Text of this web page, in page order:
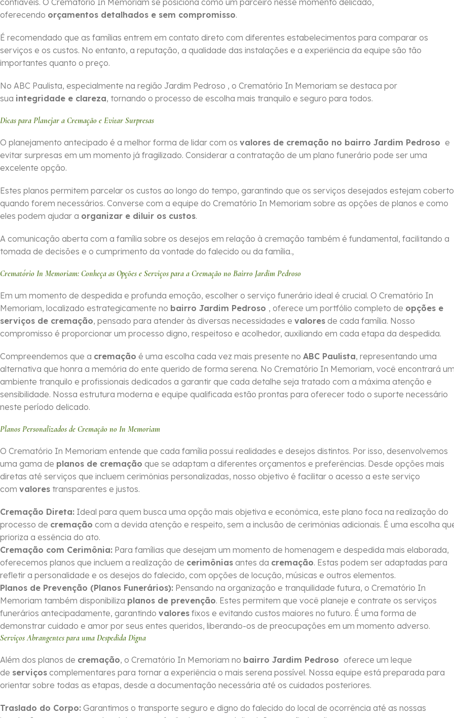
confiáveis. O Crematório In Memoriam se posiciona como um parceiro nesse momento delicado,
oferecendo orçamentos detalhados e sem compromisso.
É recomendado que as famílias entrem em contato direto com diferentes estabelecimentos para comparar os
serviços e os custos. No entanto, a reputação, a qualidade das instalações e a experiência da equipe são tão
importantes quanto o preço.
No ABC Paulista, especialmente na região Jardim Pedroso , o Crematório In Memoriam se destaca por
sua integridade e clareza, tornando o processo de escolha mais tranquilo e seguro para todos.
Dicas para Planejar a Cremação e Evitar Surpresas
O planejamento antecipado é a melhor forma de lidar com os valores de cremação no bairro Jardim Pedroso e
evitar surpresas em um momento já fragilizado. Considerar a contratação de um plano funerário pode ser uma
excelente opção.
Estes planos permitem parcelar os custos ao longo do tempo, garantindo que os serviços desejados estejam
quando forem necessários. Converse com a equipe do Crematório In Memoriam sobre as opções de planos e como
eles podem ajudar a organizar e diluir os custos.
A comunicação aberta com a família sobre os desejos em relação à cremação também é fundamental, facilitando a
tomada de decisões e o cumprimento da vontade do falecido ou da família.,
Crematório In Memoriam: Conheça as Opções e Serviços para a Cremação no Bairro Jardim Pedroso
Em um momento de despedida e profunda emoção, escolher o serviço funerário ideal é crucial. O Crematório In
Memoriam, localizado estrategicamente no bairro Jardim Pedroso , oferece um portfólio completo de opções e
serviços de cremação, pensado para atender às diversas necessidades e valores de cada família. Nosso
compromisso é proporcionar um processo digno, respeitoso e acolhedor, auxiliando em cada etapa da despedida.
Compreendemos que a cremação é uma escolha cada vez mais presente no ABC Paulista, representando uma
alternativa que honra a memória do ente querido de forma serena. No Crematório In Memoriam, você encontrará
ambiente tranquilo e profissionais dedicados a garantir que cada detalhe seja tratado com a máxima atenção e
sensibilidade. Nossa estrutura moderna e equipe qualificada estão prontas para oferecer todo o suporte necessário
neste período delicado.
Planos Personalizados de Cremação no In Memoriam
O Crematório In Memoriam entende que cada família possui realidades e desejos distintos. Por isso, desenvolvemos
uma gama de planos de cremação que se adaptam a diferentes orçamentos e preferências. Desde opções mais
diretas até serviços que incluem cerimônias personalizadas, nosso objetivo é facilitar o acesso a este serviço
com valores transparentes e justos.
Cremação Direta: Ideal para quem busca uma opção mais objetiva e econômica, este plano foca na realização do
processo de cremação com a devida atenção e respeito, sem a inclusão de cerimônias adicionais. É uma escolha
prioriza a essência do ato.
Cremação com Cerimônia: Para famílias que desejam um momento de homenagem e despedida mais elaborada,
oferecemos planos que incluem a realização de cerimônias antes da cremação. Estas podem ser adaptadas para
refletir a personalidade e os desejos do falecido, com opções de locução, músicas e outros elementos.
Planos de Prevenção (Planos Funerários): Pensando na organização e tranquilidade futura, o Crematório In
Memoriam também disponibiliza planos de prevenção. Estes permitem que você planeje e contrate os serviços
funerários antecipadamente, garantindo valores fixos e evitando custos maiores no futuro. É uma forma de
demonstrar cuidado e amor por seus entes queridos, liberando-os de preocupações em um momento adverso.
Serviços Abrangentes para uma Despedida Digna
Além dos planos de cremação, o Crematório In Memoriam no bairro Jardim Pedroso oferece um leque
de serviços complementares para tornar a experiência o mais serena possível. Nossa equipe está preparada para
orientar sobre todas as etapas, desde a documentação necessária até os cuidados posteriores.
Traslado do Corpo: Garantimos o transporte seguro e digno do falecido do local de ocorrência até as nossas